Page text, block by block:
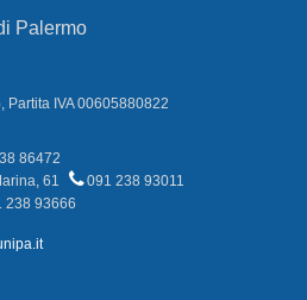
Palermo
IVA 00605880822
86472
61
091 238 93011
238 93666